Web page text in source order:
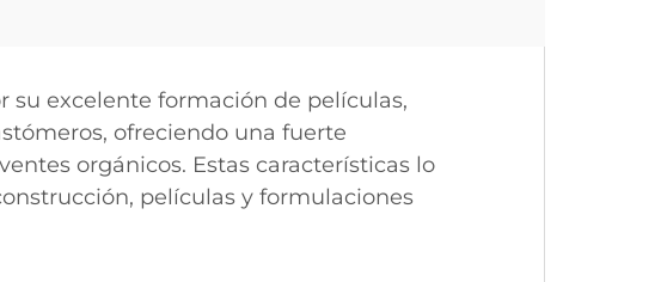
su excelente formación de películas,
ofreciendo una fuerte
orgánicos. Estas características lo
películas y formulaciones